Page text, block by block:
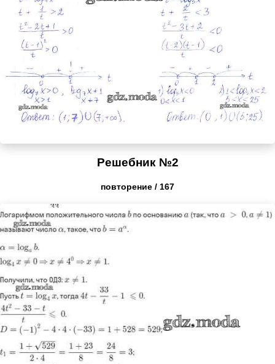
Решебник №2
повторение / 167